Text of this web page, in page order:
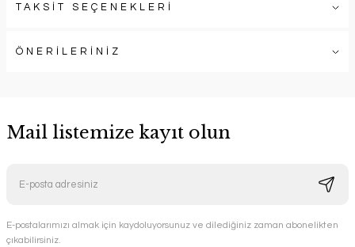
TAKSİT SEÇENEKLERİ
ÖNERİLERİNİZ
Mail listemize kayıt olun
E-postalarımızı almak için kaydoluyorsunuz ve dilediğiniz zaman abonelikten
çıkabilirsiniz.